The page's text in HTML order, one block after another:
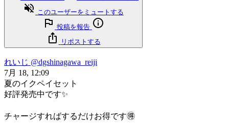
このユーザーをミュートする
投稿を報告
リポストする
れいじ @dgshinagawa_reiji
7月 18, 12:09
夏のイクペイセット
好評発売中です✨
チャージすればするだけお得です🉐